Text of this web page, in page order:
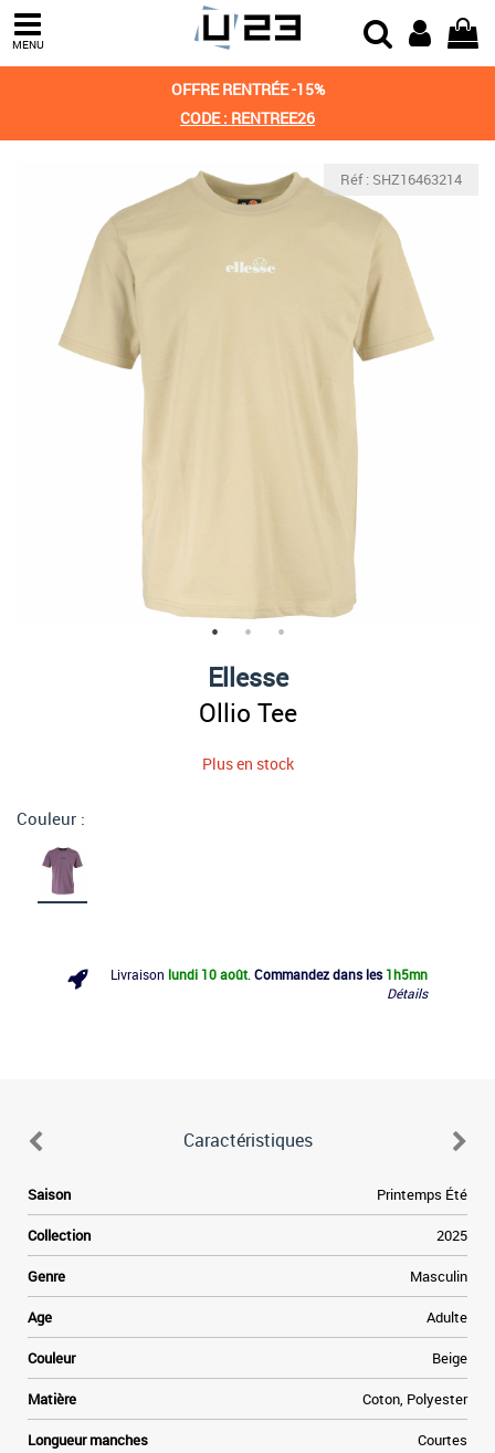
MENU
OFFRE RENTRÉE -15%
CODE : RENTREE26
Réf : SHZ16463214
Ellesse
Ollio Tee
Plus en stock
Couleur :
Livraison lundi 10 août Commandez dans les 1h5mn
Détails
Caractéristiques
Saison Printemps Été
Collection 2025
Genre Masculin
Age Adulte
Couleur Beige
Matière Coton, Polyester
Longueur manches Courtes